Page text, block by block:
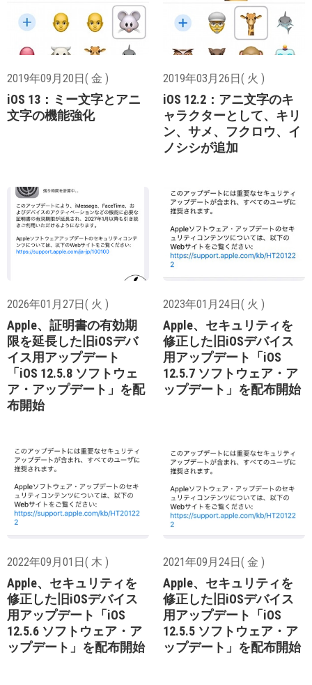
2019年09月20日( 金 )
iOS 13：ミー文字とアニ
文字の機能強化
2019年03月26日( 火 )
iOS 12.2：アニ文字のキ
ャラクターとして、キリ
ン、サメ、フクロウ、イ
ノシシが追加
2026年01月27日( 火 )
Apple、証明書の有効期
限を延長した旧iOSデバ
イス用アップデート
「iOS 12.5.8 ソフトウェ
ア・アップデート」を配
布開始
2023年01月24日( 火 )
Apple、セキュリティを
修正した旧iOSデバイス
用アップデート「iOS
12.5.7 ソフトウェア・ア
ップデート」を配布開始
2022年09月01日( 木 )
Apple、セキュリティを
修正した旧iOSデバイス
用アップデート「iOS
12.5.6 ソフトウェア・ア
ップデート」を配布開始
2021年09月24日( 金 )
Apple、セキュリティを
修正した旧iOSデバイス
用アップデート「iOS
12.5.5 ソフトウェア・ア
ップデート」を配布開始